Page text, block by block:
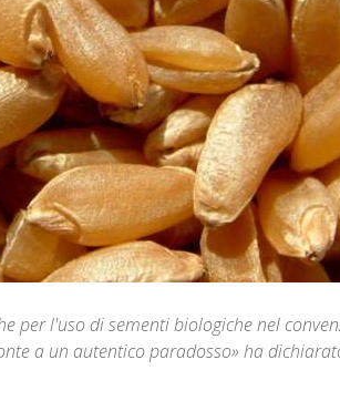
per l'uso di sementi biologiche nel
a un autentico paradosso» ha